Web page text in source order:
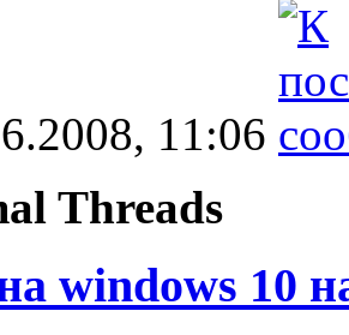
11:06
Threads
windows 10